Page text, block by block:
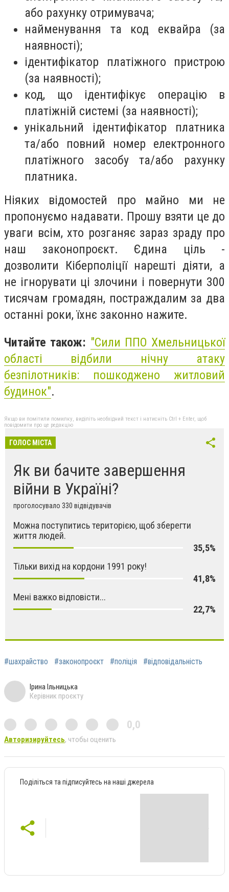
або рахунку отримувача;
найменування та код еквайра (за
наявності);
ідентифікатор платіжного пристрою
(за наявності);
код, що ідентифікує операцію в
платіжній системі (за наявності);
унікальний ідентифікатор платника
та/або повний номер електронного
платіжного засобу та/або рахунку
платника.
Ніяких відомостей про майно ми не
пропонуємо надавати. Прошу взяти це до
уваги всім, хто розганяє зараз зраду про
наш законопроєкт. Єдина ціль -
дозволити Кіберполіції нарешті діяти, а
не ігнорувати ці злочини і повернути 300
тисячам громадян, постраждалим за два
останні роки, їхнє законно нажите.
Читайте також: "Сили ППО Хмельницької
області відбили нічну атаку
безпілотників: пошкоджено житловий
будинок".
Якщо ви помітили помилку, виділіть необхідний текст і натисніть Ctrl + Enter, щоб
повідомити про це редакцію
ГОЛОС МІСТА
Як ви бачите завершення
війни в Україні?
проголосувало 330 відвідувачів
Можна поступитись територією, щоб зберегти
життя людей.
35,5%
Тільки вихід на кордони 1991 року!
41,8%
Мені важко відповісти...
22,7%
#шахрайство #законопроєкт #поліція #відповідальність
Ірина Ільницька
Керівник проєкту
0,0
Авторизируйтесь, чтобы оценить
Поділіться та підписуйтесь на наші джерела